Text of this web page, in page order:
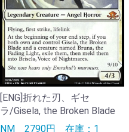
[ENG]折れた刃、ギセ
ラ/Gisela, the Broken Blade
NM 2790円 在庫：1